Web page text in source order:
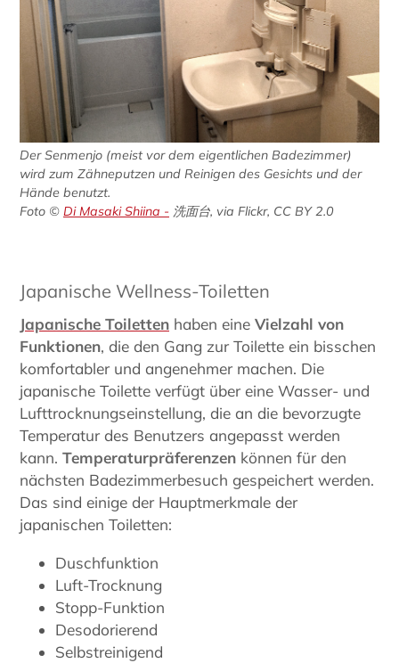
Der Senmenjo (meist vor dem eigentlichen Badezimmer)
wird zum Zähneputzen und Reinigen des Gesichts und der
Hände benutzt.
Foto © Di Masaki Shiina - 洗面台, via Flickr, CC BY 2.0
Japanische Wellness-Toiletten
Japanische Toiletten haben eine Vielzahl von
Funktionen, die den Gang zur Toilette ein bisschen
komfortabler und angenehmer machen. Die
japanische Toilette verfügt über eine Wasser- und
Lufttrocknungseinstellung, die an die bevorzugte
Temperatur des Benutzers angepasst werden
kann. Temperaturpräferenzen können für den
nächsten Badezimmerbesuch gespeichert werden.
Das sind einige der Hauptmerkmale der
japanischen Toiletten:
Duschfunktion
Luft-Trocknung
Stopp-Funktion
Desodorierend
Selbstreinigend